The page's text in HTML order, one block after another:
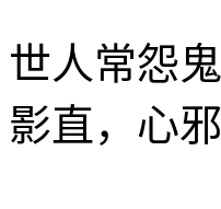
世人常怨
影直，心